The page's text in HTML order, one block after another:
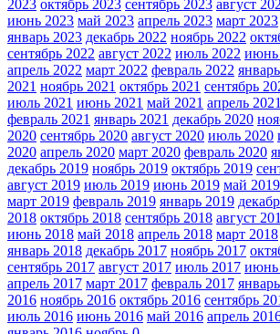
2023 октябрь 2023 сентябрь 2023 август
июнь 2023 май 2023 апрель 2023 март 2023
январь 2023 декабрь 2022 ноябрь 2022
сентябрь 2022 август 2022 июль 2022 июнь
апрель 2022 март 2022 февраль 2022
2021 ноябрь 2021 октябрь 2021 сентябрь
июль 2021 июнь 2021 май 2021 апрель 2021
февраль 2021 январь 2021 декабрь 2020
2020 сентябрь 2020 август 2020 июль 2020
2020 апрель 2020 март 2020 февраль 2020
декабрь 2019 ноябрь 2019 октябрь 2019
август 2019 июль 2019 июнь 2019 май 2019
март 2019 февраль 2019 январь 2019
2018 октябрь 2018 сентябрь 2018 август
июнь 2018 май 2018 апрель 2018 март 2018
январь 2018 декабрь 2017 ноябрь 2017
сентябрь 2017 август 2017 июль 2017 июнь
апрель 2017 март 2017 февраль 2017
2016 ноябрь 2016 октябрь 2016 сентябрь
июль 2016 июнь 2016 май 2016 апрель